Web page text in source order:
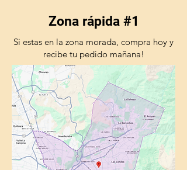
Zona rápida #1
Si estas en la zona morada, compra hoy y
recibe tu pedido mañana!